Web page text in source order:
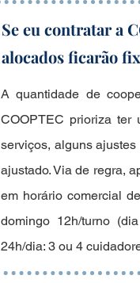
Se eu contratar a
alocados ficarão
A quantidade de
COOPTEC prioriza ter
serviços, alguns
ajustado. Via de regra,
em horário comercial
domingo 12h/turno
24h/dia: 3 ou 4